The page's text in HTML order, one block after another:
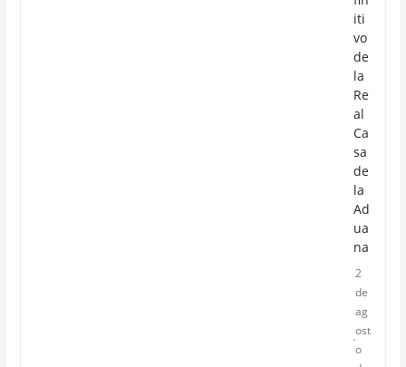
iti
vo
de
la
Re
al
Ca
sa
de
la
Ad
ua
na
2
de
ag
ost
o